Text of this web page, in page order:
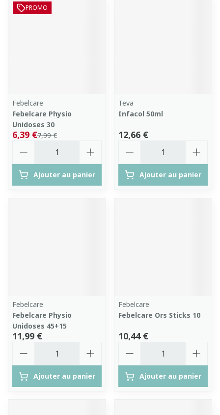
PROMO
Febelcare
Febelcare Physio
Unidoses 30
7,99 €
6,39 €
Ajouter au panier
Teva
Infacol 50ml
12,66 €
Ajouter au panier
Febelcare
Febelcare Physio
Unidoses 45+15
11,99 €
Ajouter au panier
Febelcare
Febelcare Ors Sticks 10
10,44 €
Ajouter au panier